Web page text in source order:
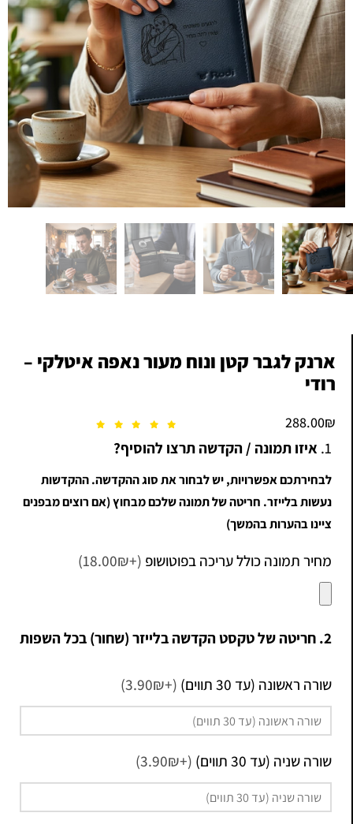
ארנק לגבר קטן ונוח מעור נאפה איטלקי –
רודי
288.00₪
1. איזו תמונה / הקדשה תרצו להוסיף?
לבחירתכם אפשרויות, יש לבחור את סוג ההקדשה. ההקדשות
נעשות בלייזר. חריטה של תמונה שלכם מבחוץ (אם רוצים מבפנים
ציינו בהערות בהמשך)
מחיר תמונה כולל עריכה בפוטושופ (+18.00₪)
2. חריטה של טקסט הקדשה בלייזר (שחור) בכל השפות
שורה ראשונה (עד 30 תווים) (+3.90₪)
שורה שניה (עד 30 תווים) (+3.90₪)